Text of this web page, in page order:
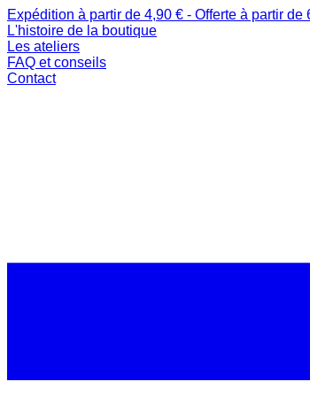
Expédition à partir de 4,90 € - Offerte à partir de
L'histoire de la boutique
Les ateliers
FAQ et conseils
Contact